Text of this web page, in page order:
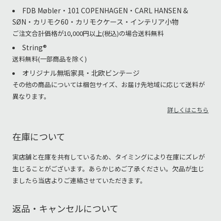
FDB Møbler・101 COPENHAGEN・CARL HANSEN &
SØN・カリモク60・カリモクケース・インテリア小物
ご注文合計価格が10,000円以上(税込)の場合送料無料
String®︎
送料無料(一部商品を除く)
オリジナル無垢家具・北欧ビンテージ
その他の商品については梱包サイズ、お届け先地域に応じて送料が
異なります。
詳しくはこちら
在庫について
実店舗と在庫を共有しているため、タイミングにより在庫にズレが
生じることがございます。あらかじめご了承ください。欠品が生じ
ましたら当店よりご連絡させていただきます。
返品・キャンセルについて